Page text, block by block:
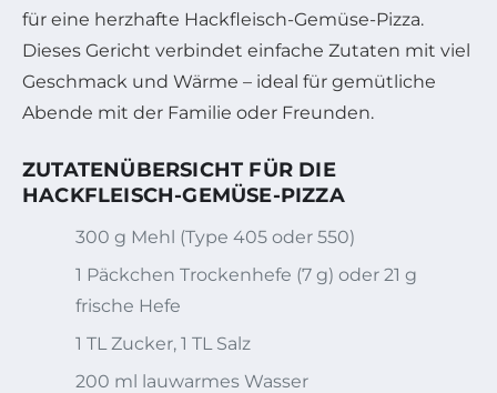
für eine herzhafte Hackfleisch-Gemüse-Pizza.
Dieses Gericht verbindet einfache Zutaten mit viel
Geschmack und Wärme – ideal für gemütliche
Abende mit der Familie oder Freunden.
ZUTATENÜBERSICHT FÜR DIE
HACKFLEISCH-GEMÜSE-PIZZA
300 g Mehl (Type 405 oder 550)
1 Päckchen Trockenhefe (7 g) oder 21 g
frische Hefe
1 TL Zucker, 1 TL Salz
200 ml lauwarmes Wasser